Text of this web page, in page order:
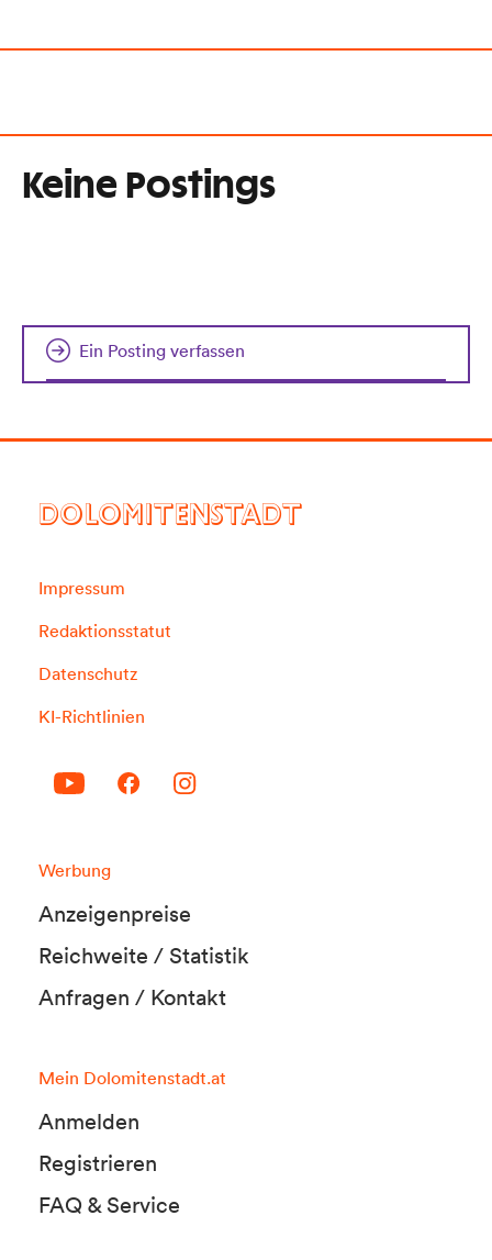
Keine Postings
Ein Posting verfassen
DOLOMITENSTADT
Impressum
Redaktionsstatut
Datenschutz
KI-Richtlinien
Werbung
Anzeigenpreise
Reichweite / Statistik
Anfragen / Kontakt
Mein Dolomitenstadt.at
Anmelden
Registrieren
FAQ & Service